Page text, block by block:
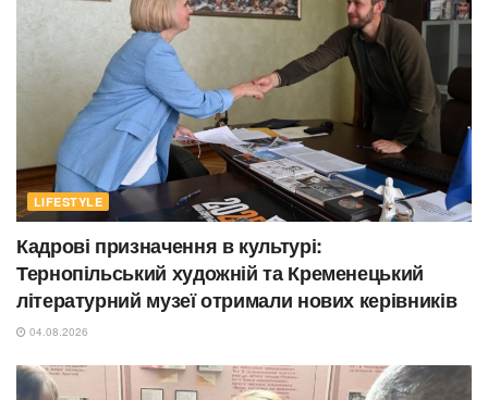
LIFESTYLE
Кадрові призначення в культурі:
Тернопільський художній та Кременецький
літературний музеї отримали нових керівників
04.08.2026